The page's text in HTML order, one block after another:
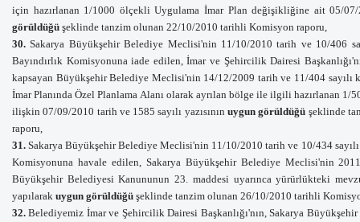
için hazırlanan 1/1000 ölçekli Uygulama İmar Plan değişikliğine ait05/07/
görüldüğü şeklinde tanzim olunan 22/10/2010 tarihli Komisyon raporu,
30.Sakarya Büyükşehir Belediye Meclisi'nin 11/10/2010 tarih ve 10/406
Bayındırlık Komisyonuna iade edilen, İmar ve Şehircilik Dairesi
kapsayan Büyükşehir Belediye Meclisi'nin 14/12/2009 tarih ve 11/404 sayılı
İmar Planında Özel Planlama Alanı olarak ayrılan bölge ile ilgili hazırlanan
ilişkin 07/09/2010 tarih ve 1585 sayılı yazısının uygun görüldüğü şeklinde
raporu,
31.Sakarya Büyükşehir Belediye Meclisi'nin 11/10/2010 tarih ve 10/434
Komisyonuna havaleedilen, Sakarya Büyükşehir Belediye Meclisi'nin
Büyükşehir Belediyesi Kanununun 23. maddesi uyarınca yürürlükteki
yapılarak uygun görüldüğü şeklinde tanzim olunan 26/10/2010 tarihli
32.Belediyemiz İmar ve Şehircilik Dairesi Başkanlığı'nın, Sakarya